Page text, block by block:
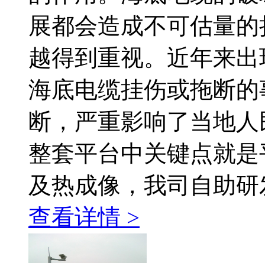
展都会造成不可估量
越得到重视。近年来
海底电缆挂伤或拖断
断，严重影响了当地
整套平台中关键点就
及热成像，我司自助
查看详情 >